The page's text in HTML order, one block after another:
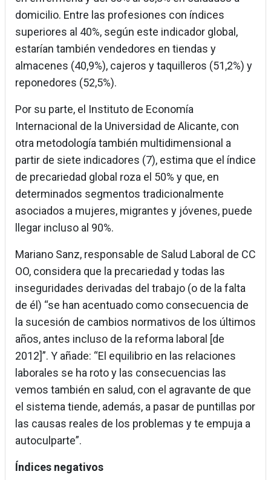
domicilio. Entre las profesiones con índices
superiores al 40%, según este indicador global,
estarían también vendedores en tiendas y
almacenes (40,9%), cajeros y taquilleros (51,2%) y
reponedores (52,5%).
Por su parte, el Instituto de Economía
Internacional de la Universidad de Alicante, con
otra metodología también multidimensional a
partir de siete indicadores (7), estima que el índice
de precariedad global roza el 50% y que, en
determinados segmentos tradicionalmente
asociados a mujeres, migrantes y jóvenes, puede
llegar incluso al 90%.
Mariano Sanz, responsable de Salud Laboral de CC
OO, considera que la precariedad y todas las
inseguridades derivadas del trabajo (o de la falta
de él) “se han acentuado como consecuencia de
la sucesión de cambios normativos de los últimos
años, antes incluso de la reforma laboral [de
2012]”. Y añade: “El equilibrio en las relaciones
laborales se ha roto y las consecuencias las
vemos también en salud, con el agravante de que
el sistema tiende, además, a pasar de puntillas por
las causas reales de los problemas y te empuja a
autoculparte”.
Índices negativos